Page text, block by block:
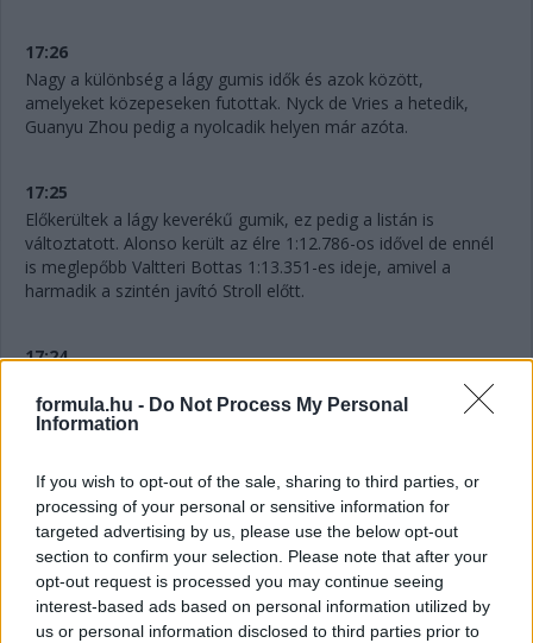
formula.hu - Do Not Process My Personal
Information
If you wish to opt-out of the sale, sharing to third parties, or
processing of your personal or sensitive information for
targeted advertising by us, please use the below opt-out
section to confirm your selection. Please note that after your
opt-out request is processed you may continue seeing
interest-based ads based on personal information utilized by
us or personal information disclosed to third parties prior to
17:26
Nagy a különbség a lágy gumis idők és azok között,
amelyeket közepeseken futottak. Nyck de Vries a hetedik,
Guanyu Zhou pedig a nyolcadik helyen már azóta.
17:25
Előkerültek a lágy keverékű gumik, ez pedig a listán is
változtatott. Alonso került az élre 1:12.786-os idővel de ennél
is meglepőbb Valtteri Bottas 1:13.351-es ideje, amivel a
harmadik a szintén javító Stroll előtt.
17:24
Úgy látszik, Sainz elég fura helyzetekbe keveredik ma. Ezúttal
Perezzel akadt gondja, aki Hülkenberg útjából tért ki, de így
csak a Ferrarit tartotta fel.